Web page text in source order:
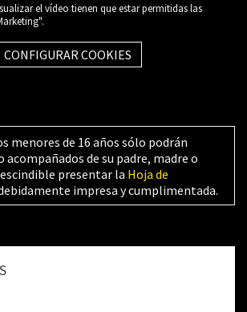
el vídeo tienen que estar permitidas las
CONFIGURAR COOKIES
menores de 16 años sólo podrán
acompañados de su padre, madre o
presentar la Hoja de
impresa y cumplimentada.